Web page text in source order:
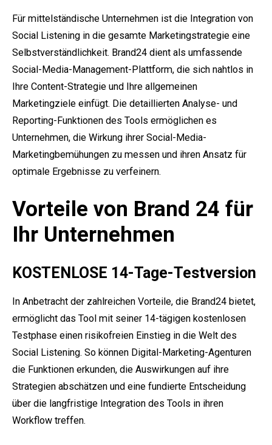
Für mittelständische Unternehmen ist die Integration von
Social Listening in die gesamte Marketingstrategie eine
Selbstverständlichkeit. Brand24 dient als umfassende
Social-Media-Management-Plattform, die sich nahtlos in
Ihre Content-Strategie und Ihre allgemeinen
Marketingziele einfügt. Die detaillierten Analyse- und
Reporting-Funktionen des Tools ermöglichen es
Unternehmen, die Wirkung ihrer Social-Media-
Marketingbemühungen zu messen und ihren Ansatz für
optimale Ergebnisse zu verfeinern.
Vorteile von Brand 24 für
Ihr Unternehmen
KOSTENLOSE 14-Tage-Testversion
In Anbetracht der zahlreichen Vorteile, die Brand24 bietet,
ermöglicht das Tool mit seiner 14-tägigen kostenlosen
Testphase einen risikofreien Einstieg in die Welt des
Social Listening. So können Digital-Marketing-Agenturen
die Funktionen erkunden, die Auswirkungen auf ihre
Strategien abschätzen und eine fundierte Entscheidung
über die langfristige Integration des Tools in ihren
Workflow treffen.